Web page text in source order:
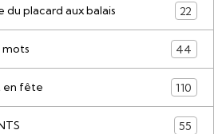
du placard aux balais 22
mots 44
en fête 110
55